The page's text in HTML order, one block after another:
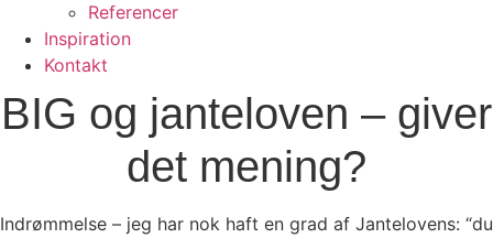
Referencer
Inspiration
Kontakt
BIG og janteloven – giver
det mening?
Indrømmelse – jeg har nok haft en grad af Jantelovens: “du